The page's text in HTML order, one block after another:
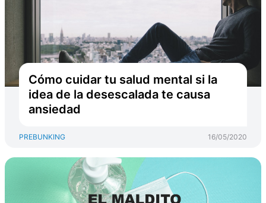
Cómo cuidar tu salud mental si la
idea de la desescalada te causa
ansiedad
PREBUNKING 16/05/2020